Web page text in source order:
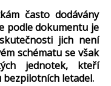
ám často dodávány
podle dokumentu je
jich není
ém schématu se však
jednotek, kteří
bezpilotních letadel.